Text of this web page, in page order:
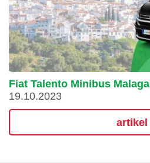
Fiat Talento Minibus Malaga
19.10.2023
artikel